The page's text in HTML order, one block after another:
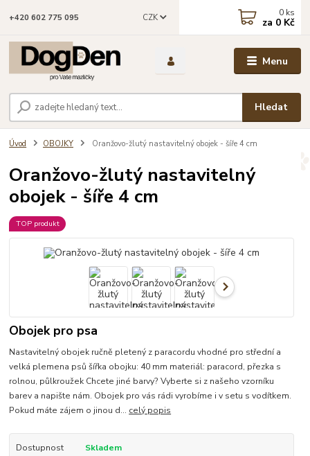
Menu
CZK
Hledat
+420 602 775 095 0 ks
za 0 Kč
Úvod OBOJKY Oranžovo-žlutý nastavitelný obojek - šíře 4 cm
Oranžovo-žlutý nastavitelný
obojek - šíře 4 cm
TOP produkt
Obojek pro psa
Nastavitelný obojek ručně pletený z paracordu vhodné pro střední a
velká plemena psů šířka obojku: 40 mm materiál: paracord, přezka s
rolnou, půlkroužek Chcete jiné barvy? Vyberte si z našeho vzorníku
barev a napište nám. Obojek pro vás rádi vyrobíme i v setu s vodítkem.
Pokud máte zájem o jinou d... celý popis
Dostupnost
Skladem